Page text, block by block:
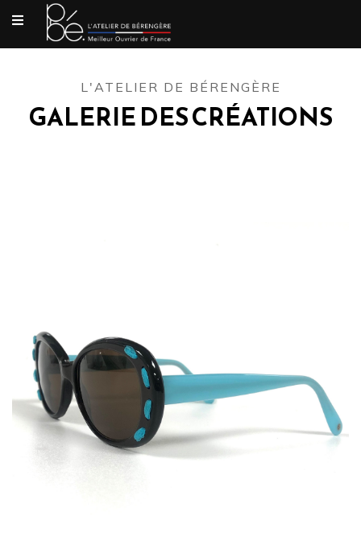
L'ATELIER DE BÉRENGÈRE
GALERIE DES CRÉATIONS